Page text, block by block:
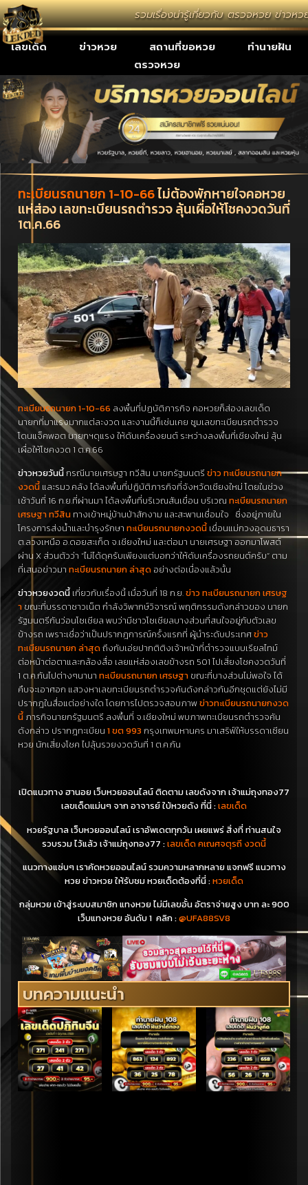
รวมเรื่องน่ารู้เกี่ยวกับ ตรวจหวย ข่าวหว
เลขเด็ด ข่าวหวย สถานที่ขอหวย
ทำนายฝัน
ตรวจหวย
ทะเบียนรถนายก 1-10-66ไม่ต้องพักหายใจคอหวย
แห่ส่อง เลขทะเบียนรถตำรวจ ลุ้นเผื่อให้โชคงวดวันที่
1ต.ค.66
ทะเบียนรถนายก 1-10-66 ลงพื้นที่ปฏบัติภารกิจ คอหวยก็ส่องเลขเด็ด
นายกที่มาแรงมากแต่ละงวด และงานนี้ก็เช่นเคย ซูมเลขทะเบียนรถตำรวจ
โดนแจ็คพอต นายกฯดุแรง ให้ดับเครื่องยนต์ ระหว่างลงพื้นที่เชียงใหม่ ลุ้น
เผื่อให้โชคงวด 1 ต.ค.66
ข่าวหวยวันนี้กรณีนายเศรษฐา ทวีสิน นายกรัฐมนตรี ข่าว ทะเบียนรถนายก
งวดนี้ และรมว.คลัง ได้ลงพื้นที่ปฏิบัติภารกิจที่จังหวัดเชียงใหม่ โดยในช่วง
เช้าวันที่ 16 ก.ย.ที่ผ่านมา ได้ลงพื้นที่บริเวณสันเขื่อน บริเวณ ทะเบียนรถนายก
เศรษฐา ทวีสิน ทางเข้าหมู่บ้านป่าสักงาม และสะพานเชื่อมใจ ซึ่งอยู่ภายใน
โครงการส่งน้ำและบำรุงรักษา ทะเบียนรถนายกงวดนี้ เขื่อนแม่กวงอุดมธารา
ต.ลวงเหนือ อ.ดอยสะเก็ด จ.เชียงใหม่ และต่อมา นายเศรษฐา ออกมาโพสต์
ผ่าน X ส่วนตัวว่า “ไม่ได้ดุครับเพียงแต่บอกว่าให้ดับเครื่องรถยนต์ครับ” ตาม
ที่เสนอข่าวมา ทะเบียนรถนายก ล่าสุด อย่างต่อเนื่องแล้วนั้น
ข่าวหวยงวดนี้ เกี่ยวกับเรื่องนี้ เมื่อวันที่ 18 ก.ย.ข่าว ทะเบียนรถนายก เศรษฐ
า ขณะที่บรรดาชาวเน็ต กำลังวิพากษ์วิจารณ์ พฤติกรรมดังกล่าวของ นายก
รัฐมนตรีกันว่อนโซเชียล พบว่ามีชาวโซเชียลบางส่วนที่สนใจอยู่กับตัวเลข
ข้างรถ เพราะเชื่อว่าเป็นปรากฎการณ์ครั้งแรกที่ ผู้นำระดับประเทศข่าว
ทะเบียนรถนายก ล่าสุดถึงกับเอ่ยปากติติงเจ้าหน้าที่ตำรวจแบบเรียลไทม์
ต่อหน้าต่อตาและกล้องสื่อ เลยแห่ส่องเลขข้างรถ 501 ไปเสี่ยงโชคงวดวันที่
1 ต.ค.กันไปต่างๆนานา ทะเบียนรถนายก เศรษฐา ขณะที่บางส่วนไม่พอใจ ได้
คืบจะเอาศอก แสวงหาเลขทะเบียนรถตำรวจคันดังกล่าวกันอีกชุดแต่ยังไม่มี
ปรากฎในสื่อแต่อย่างใด โดยการไปตรวจสอบภาพข่าวทะเบียนรถนายกงวด
นี้ ภารกิจนายกรัฐมนตรี ลงพื้นที่ จ.เชียงใหม่ พบภาพทะเบียนรถตำรวจคัน
ดังกล่าว ปรากฎทะเบียน 1 ขต 993 กรุงเทพมหานคร มาเสริฟ์ให้บรรดาเซียน
หวย นักเสี่ยงโชค ไปลุ้นรวยงวดวันที่ 1 ต.ค.กัน
เปิดแนวทาง ฮานอย เว็บหวยออนไลน์ ติดตาม เลขดังจาก เจ้าแม่ถุงทอง77
เลขเด็ดแม่นๆ จาก อาจารย์ ใบ้หวยดัง ที่นี่ :เลขเด็ด
หวยรัฐบาล เว็บหวยออนไลน์ เราอัพเดตทุกวัน เผยแพร่ สิ่งที่ ท่านสนใจ
รวบรวม ไว้แล้ว เจ้าแม่ถุงทอง77 :เลขเด็ด คเณศจตุรถี งวดนี้
แนวทางแซ่บๆ เราคัดหวยออนไลน์ รวมความหลากหลาย แจกฟรี แนวทาง
หวย ข่าวหวย ให้รับชม หวยเด็ดต้องที่นี่ :หวยเด็ด
กลุ่มหวย เข้าสู่ระบบสมาชิก แทงหวย ไม่มีเลขอั้น อัตราจ่ายสูง บาท ละ 900
เว็บแทงหวย อันดับ 1 คลิก :@UFA88SV8
บทความแนะนำ